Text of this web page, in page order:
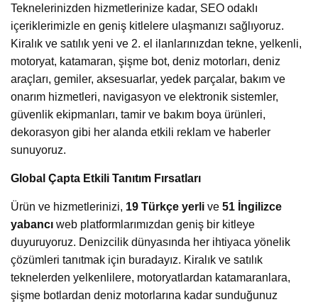
Teknelerinizden hizmetlerinize kadar, SEO odaklı
içeriklerimizle en geniş kitlelere ulaşmanızı sağlıyoruz.
Kiralık ve satılık yeni ve 2. el ilanlarınızdan tekne, yelkenli,
motoryat, katamaran, şişme bot, deniz motorları, deniz
araçları, gemiler, aksesuarlar, yedek parçalar, bakım ve
onarım hizmetleri, navigasyon ve elektronik sistemler,
güvenlik ekipmanları, tamir ve bakım boya ürünleri,
dekorasyon gibi her alanda etkili reklam ve haberler
sunuyoruz.
Global Çapta Etkili Tanıtım Fırsatları
Ürün ve hizmetlerinizi, 19 Türkçe yerli ve 51 İngilizce
yabancı web platformlarımızdan geniş bir kitleye
duyuruyoruz. Denizcilik dünyasında her ihtiyaca yönelik
çözümleri tanıtmak için buradayız. Kiralık ve satılık
teknelerden yelkenlilere, motoryatlardan katamaranlara,
şişme botlardan deniz motorlarına kadar sunduğunuz